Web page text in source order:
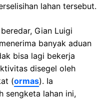
lahan tersebut.
Gian Luigi
banyak aduan
bisa lagi bekerja
disegel oleh
(ormas). Ia
sengketa lahan ini,